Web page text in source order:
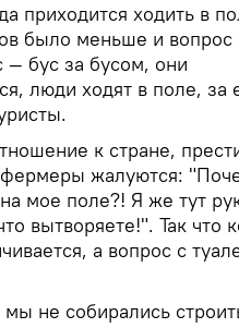
приходится ходить в
было меньше и вопрос
— бус за бусом, они
люди ходят в поле, за
к стране,
фермеры жалуются:
мое поле?! Я же тут
вытворяете!". Так что
а вопрос с
не собирались